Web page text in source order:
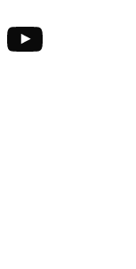
YouTube